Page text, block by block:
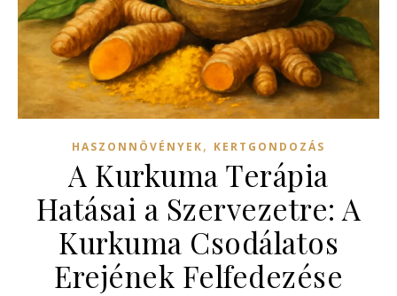
HASZONNÖVÉNYEK, KERTGONDOZÁS
A Kurkuma Terápia
Hatásai a Szervezetre: A
Kurkuma Csodálatos
Erejének Felfedezése